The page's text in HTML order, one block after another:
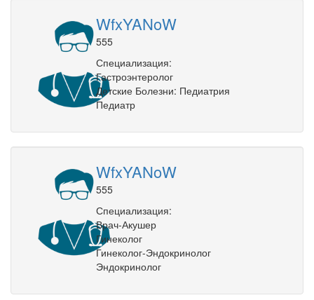
WfxYANoW
555
Специализация:
Гастроэнтеролог
Детские Болезни: Педиатрия
Педиатр
WfxYANoW
555
Специализация:
Врач-Акушер
Гинеколог
Гинеколог-Эндокринолог
Эндокринолог